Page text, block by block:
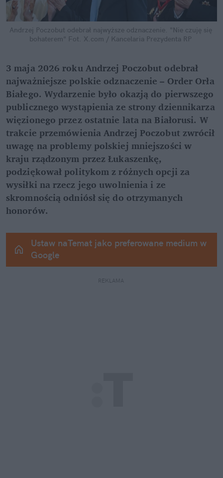
Andrzej Poczobut odebrał najwyższe odznaczenie. "Nie czuję się
bohaterem"
Fot. X.com / Kancelaria Prezydenta RP
3 maja 2026 roku Andrzej Poczobut odebrał
najważniejsze polskie odznaczenie – Order Orła
Białego. Wydarzenie było okazją do pierwszego
publicznego wystąpienia ze strony dziennikarza
więzionego przez ostatnie lata na Białorusi. W
trakcie przemówienia Andrzej Poczobut zwrócił
uwagę na problemy polskiej mniejszości w
kraju rządzonym przez Łukaszenkę,
podziękował politykom z różnych opcji za
wysiłki na rzecz jego uwolnienia i ze
skromnością odniósł się do otrzymanych
honorów.
Ustaw naTemat jako preferowane medium w
Google
REKLAMA